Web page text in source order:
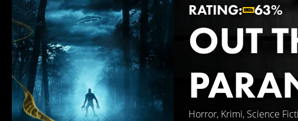
RATING: 63%
OUT
Horror, Krimi, Science